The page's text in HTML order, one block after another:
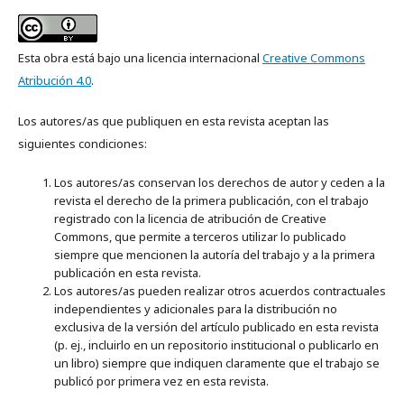
Esta obra está bajo una licencia internacional Creative Commons
Atribución 4.0.
Los autores/as que publiquen en esta revista aceptan las
siguientes condiciones:
Los autores/as conservan los derechos de autor y ceden a la
revista el derecho de la primera publicación, con el trabajo
registrado con la licencia de atribución de Creative
Commons, que permite a terceros utilizar lo publicado
siempre que mencionen la autoría del trabajo y a la primera
publicación en esta revista.
Los autores/as pueden realizar otros acuerdos contractuales
independientes y adicionales para la distribución no
exclusiva de la versión del artículo publicado en esta revista
(p. ej., incluirlo en un repositorio institucional o publicarlo en
un libro) siempre que indiquen claramente que el trabajo se
publicó por primera vez en esta revista.